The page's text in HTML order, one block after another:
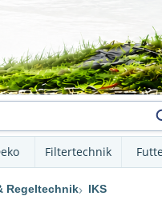
Filtertechnik
Regeltechnik IKS